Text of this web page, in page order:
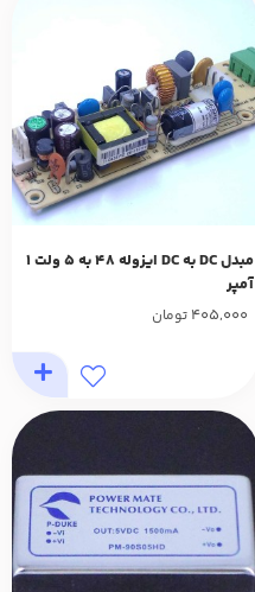
مبدل DC به DC ایزوله 48 به 5 ولت 1
آمپر
405,000 تومان